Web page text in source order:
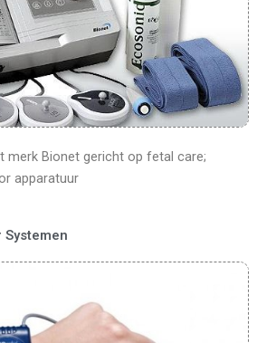
merk Bionet gericht op fetal care;
apparatuur
Systemen